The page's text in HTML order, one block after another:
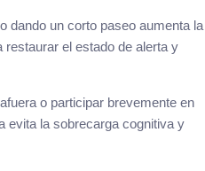
dando un corto paseo aumenta la
el estado de alerta y
o participar brevemente en
evita la sobrecarga cognitiva y